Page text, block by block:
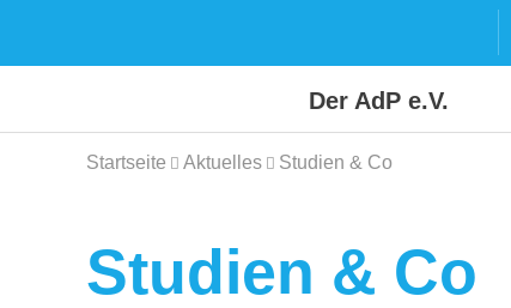
Der AdP e.V.
Startseite Aktuelles Studien & Co
Studien & Co